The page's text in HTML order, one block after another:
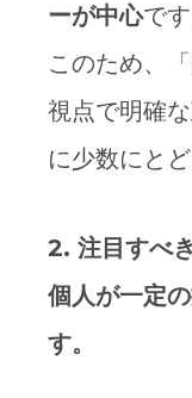
ーが中心です
このため、
視点で明確
に少数にとど
2. 注目すべ
個人が一定
す。